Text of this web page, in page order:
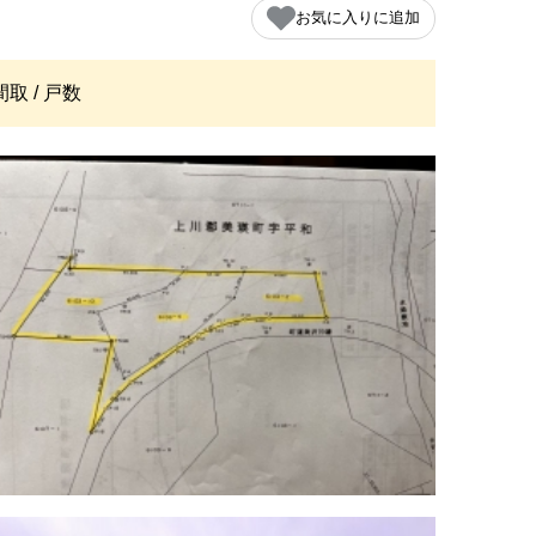
お気に入りに追加
取 / 戸数